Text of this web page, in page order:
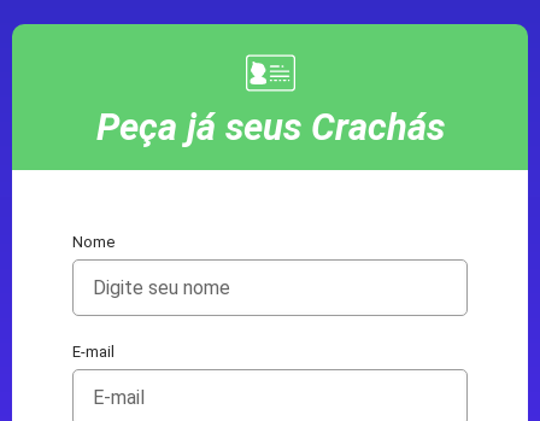
Peça já seus Crachás
Nome
E-mail